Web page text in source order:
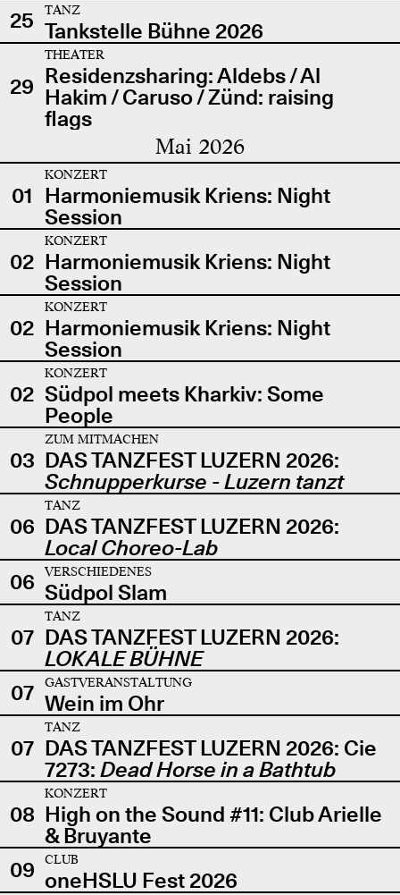
25
TANZ
Tankstelle Bühne 2026
29
THEATER
Residenzsharing: Aldebs / Al
Hakim / Caruso / Zünd: raising
flags
Mai 2026
01
KONZERT
Harmoniemusik Kriens: Night
Session
02
KONZERT
Harmoniemusik Kriens: Night
Session
02
KONZERT
Harmoniemusik Kriens: Night
Session
02
KONZERT
Südpol meets Kharkiv: Some
People
03
ZUM MITMACHEN
DAS TANZFEST LUZERN 2026:
Schnupperkurse - Luzern tanzt
06
TANZ
DAS TANZFEST LUZERN 2026:
Local Choreo-Lab
06
VERSCHIEDENES
Südpol Slam
07
TANZ
DAS TANZFEST LUZERN 2026:
LOKALE BÜHNE
07
GASTVERANSTALTUNG
Wein im Ohr
07
TANZ
DAS TANZFEST LUZERN 2026: Cie
7273: Dead Horse in a Bathtub
08
KONZERT
High on the Sound #11: Club Arielle
& Bruyante
09
CLUB
oneHSLU Fest 2026